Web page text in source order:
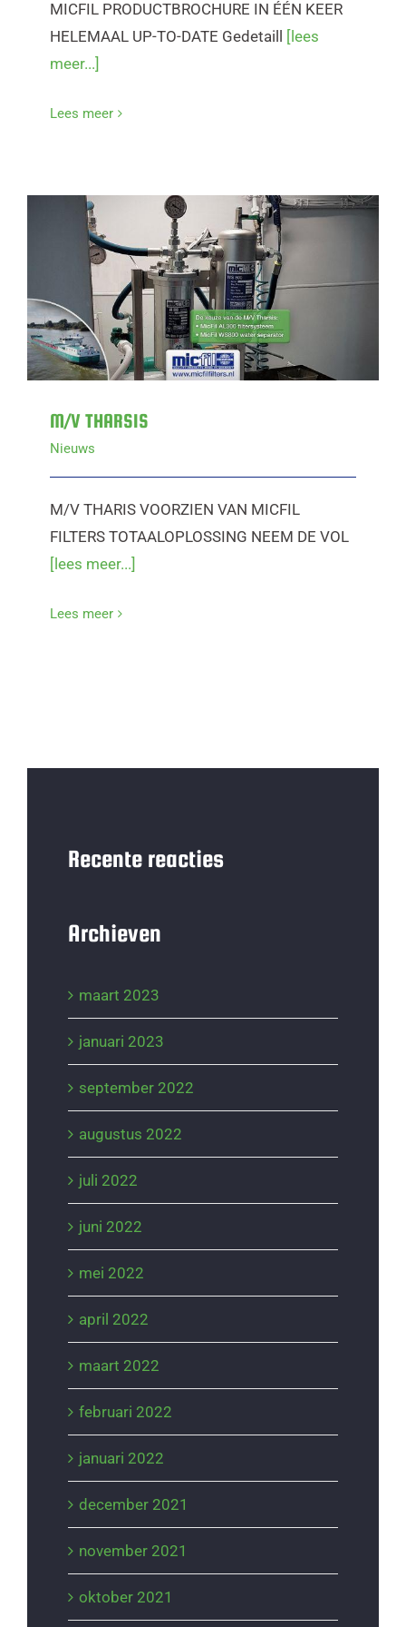
MICFIL PRODUCTBROCHURE IN ÉÉN KEER
HELEMAAL UP-TO-DATE Gedetaill [lees
meer...]
Lees meer
M/V THARSIS
M/V THARSIS
Nieuws
M/V THARIS VOORZIEN VAN MICFIL
FILTERS TOTAALOPLOSSING NEEM DE VOL
[lees meer...]
Lees meer
Recente reacties
Archieven
maart 2023
januari 2023
september 2022
augustus 2022
juli 2022
juni 2022
mei 2022
april 2022
maart 2022
februari 2022
januari 2022
december 2021
november 2021
oktober 2021